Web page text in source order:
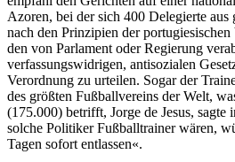
Azoren, bei der sich 400 Delegierte
nach den Prinzipien der
den von Parlament oder Regierung
verfassungswidrigen, antisozialen
Verordnung zu urteilen. Sogar der
des größten Fußballvereins der Welt,
(175.000) betrifft, Jorge de Jesus,
solche Politiker Fußballtrainer wären,
Tagen sofort entlassen«.